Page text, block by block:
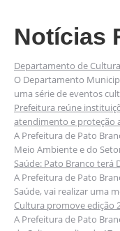
Notícias
Departamento de
O Departamento
uma série de eventos
Prefeitura reúne
atendimento e proteção
A Prefeitura de Pato
Meio Ambiente e do
Saúde: Pato Branco terá
A Prefeitura de Pato
Saúde, vai realizar uma
Cultura promove edição
A Prefeitura de Pato